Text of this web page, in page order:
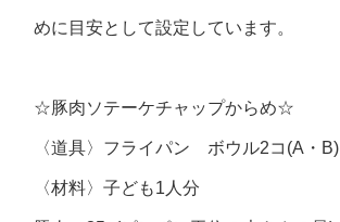
めに目安として設定しています。
☆豚肉ソテーケチャップからめ☆
〈道具〉フライパン ボウル2コ(A・B)
〈材料〉子ども1人分